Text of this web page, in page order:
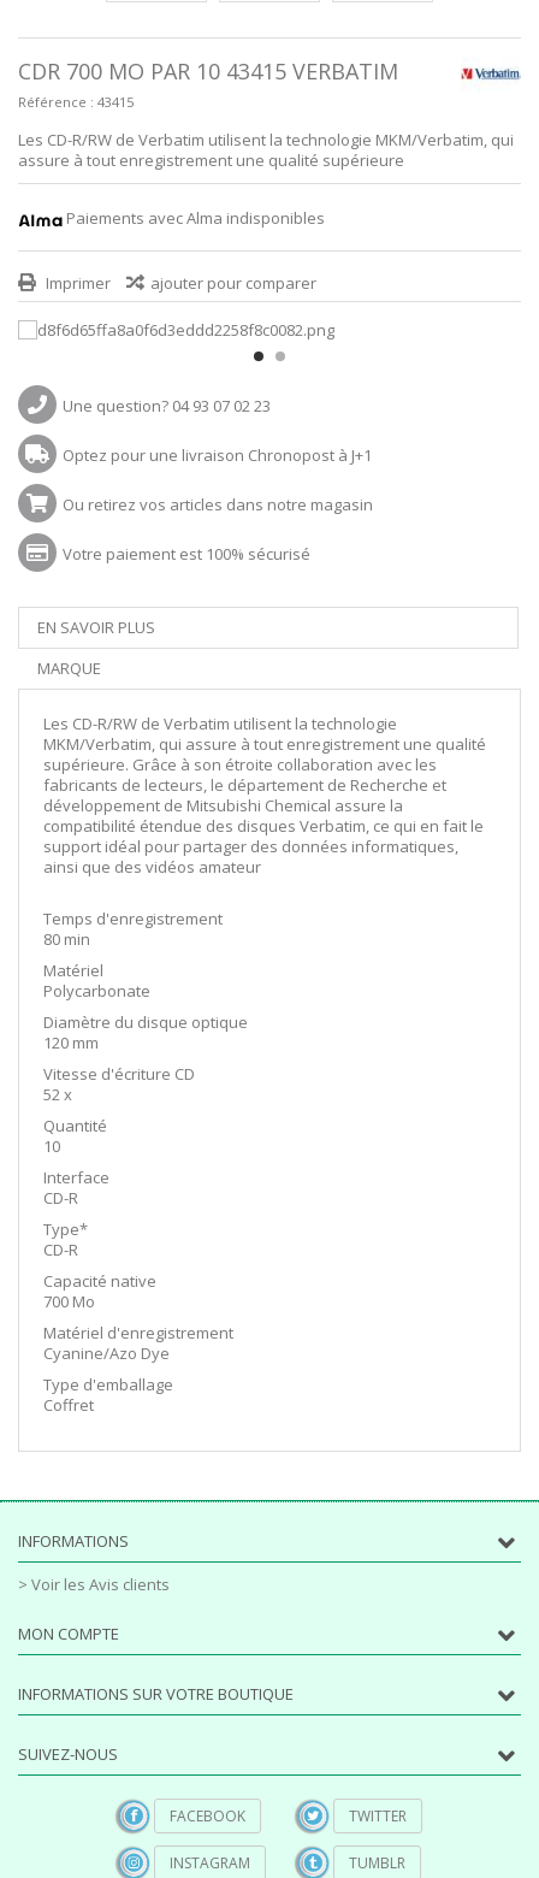
CDR 700 MO PAR 10 43415 VERBATIM
Référence : 43415
Les CD-R/RW de Verbatim utilisent la technologie MKM/Verbatim, qui
assure à tout enregistrement une qualité supérieure
Paiements avec Alma indisponibles
Imprimer ajouter pour comparer
Une question? 04 93 07 02 23
Optez pour une livraison Chronopost à J+1
Ou retirez vos articles dans notre magasin
Votre paiement est 100% sécurisé
EN SAVOIR PLUS
MARQUE
Les CD-R/RW de Verbatim utilisent la technologie
MKM/Verbatim, qui assure à tout enregistrement une qualité
supérieure. Grâce à son étroite collaboration avec les
fabricants de lecteurs, le département de Recherche et
développement de Mitsubishi Chemical assure la
compatibilité étendue des disques Verbatim, ce qui en fait le
support idéal pour partager des données informatiques,
ainsi que des vidéos amateur
Temps d'enregistrement
80 min
Matériel
Polycarbonate
Diamètre du disque optique
120 mm
Vitesse d'écriture CD
52 x
Quantité
10
Interface
CD-R
Type*
CD-R
Capacité native
700 Mo
Matériel d'enregistrement
Cyanine/Azo Dye
Type d'emballage
Coffret
INFORMATIONS
> Voir les Avis clients
MON COMPTE
INFORMATIONS SUR VOTRE BOUTIQUE
SUIVEZ-NOUS
FACEBOOK
INSTAGRAM
TWITTER
TUMBLR